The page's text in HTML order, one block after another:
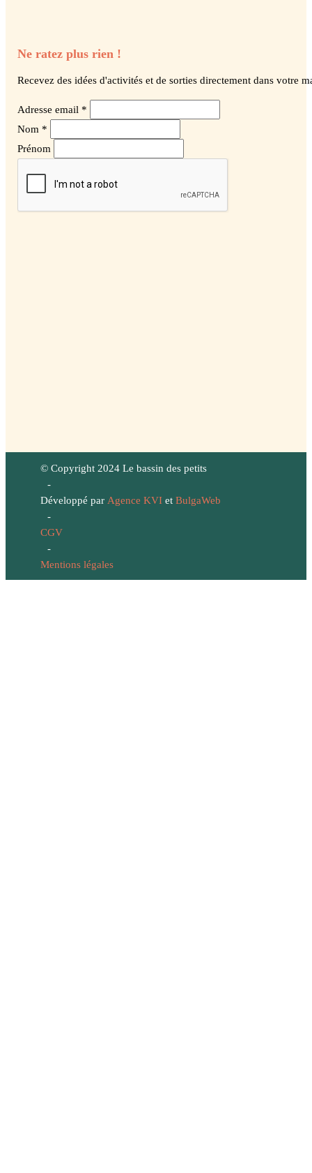
Ne ratez plus rien !
Recevez des idées d'activités et de sorties directement dans votre
Adresse email *
Nom *
Prénom
© Copyright 2024 Le bassin des petits
-
Développé par Agence KVIet BulgaWeb
-
CGV
-
Mentions légales